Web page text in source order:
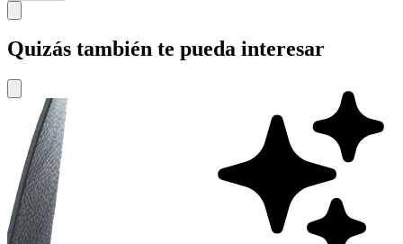
Quizás también te pueda interesar